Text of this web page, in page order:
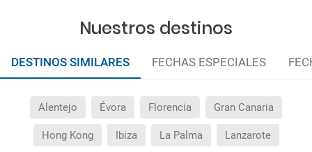
traslados?
Nuestros destinos
DESTINOS SIMILARES FECHAS ESPECIALES
Alentejo Évora Florencia Gran Canaria
Hong Kong Ibiza La Palma Lanzarote